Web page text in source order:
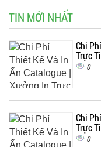
TIN MỚI NHẤT
Chi
Trực
0
Chi
Trực
0